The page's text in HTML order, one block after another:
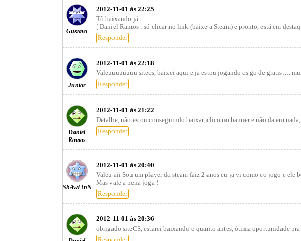
Gustavo
2012-11-01 às 22:25
Tô baixando já…
[ Daniel Ramos : só clicar no link (baixe a Steam) e pronto, está em
Responder
Junior
2012-11-01 às 22:18
Valeuuuuuuuu sitecs, baixei aqui e ja estou jogando cs go de gratis….
Responder
Daniel
Ramos
2012-11-01 às 21:22
Detalhe, não estou conseguindo baixar, clico no banner e não da em
Responder
ShAwL!nN
2012-11-01 às 20:40
Valeu aii Sou um player da steam faiz 2 anos eu ja vi como eo jogo e
Mas vale a pena joga !
Responder
2012-11-01 às 20:36
obrigado siteCS, estarei baixando o quanto antes, ótima oportunidade